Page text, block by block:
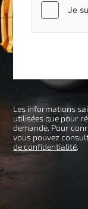
Les informations
utilisées que pour
demande. Pour
vous pouvez
de confidentialité.